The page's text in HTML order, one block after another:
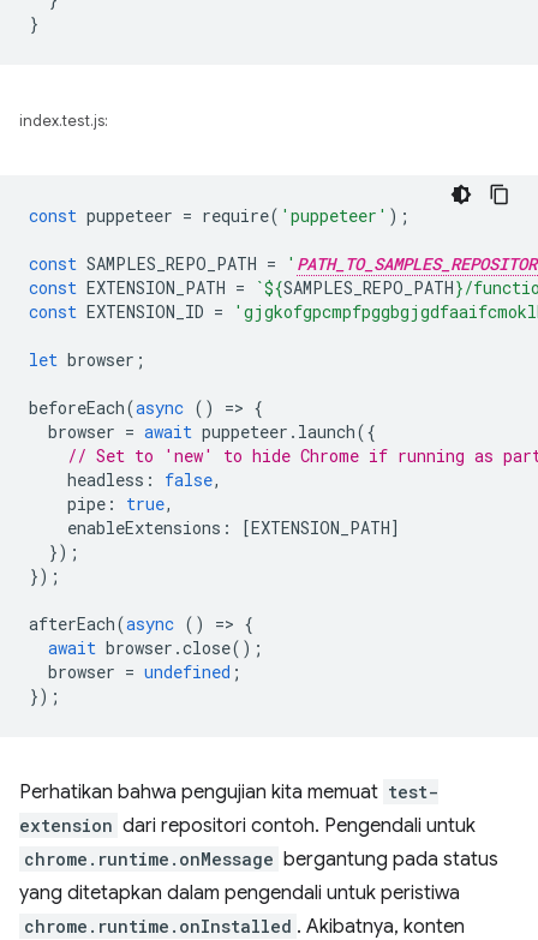
}
index.test.js:
const puppeteer = require( 'puppeteer' );
const SAMPLES_REPO_PATH = '
const EXTENSION_PATH = `${SAMPLES_REPO_PATH}/
const EXTENSION_ID =
let browser ;
beforeEach(async () => {
browser = await puppeteer . launch({
// Set to 'new' to hide Chrome if running as
headless : false,
pipe : true,
enableExtensions : [EXTENSION_PATH]
});
});
afterEach(async () => {
await browser .close();
browser = undefined ;
});
Perhatikan bahwa pengujian kita memuat test-
extension dari repositori contoh. Pengendali untuk
chrome.runtime.onMessage bergantung pada status
yang ditetapkan dalam pengendali untuk peristiwa
chrome.runtime.onInstalled . Akibatnya, konten